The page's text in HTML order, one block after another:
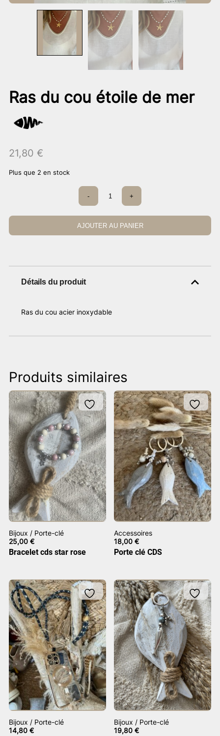
Ras du cou étoile de mer
21,80 €
Plus que 2 en stock
quantité
Ras
du
cou
- +
AJOUTER AU PANIER
Détails du produit
Ras du cou acier inoxydable
Produits similaires
Bijoux / Porte-clé
25,00 €
Bracelet cds star rose
Accessoires
18,00€
Porte clé CDS
Bijoux / Porte-clé
14,80 €
Bijoux / Porte-clé
19,80€